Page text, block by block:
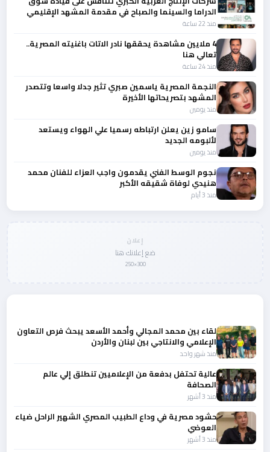
الدراما والسينما والصباح في مقدمة المشهد الإقليمي
منذ 22 ساعة
4 ملايين مشاهدة يحققها نادر الاتات باغنيته المصرية..
تعالي هنا
منذ 24 ساعة
النجمة المصرية ياسمين صبري تثير جدلا واسعا وتتصدر
المشهد بتصريحاتها الأخيرة
منذ يومين
سامو زين يعلن ارتباطه رسميا علي الهواء ويستعد
لألبومه الجديد
منذ يومين
نجوم الوسط الفني يقدمون واجب العزاء للفنان محمد
هنيدي لوفاة شقيقه الأكبر
منذ 3 أيام
إعلان
ضع إعلانك هنا
300×250
لقاء بين محمد المجالي وأحمد الأسعد يبحث فرص التعاون
الإعلامي والانتاجي بين لبنان والأردن
منذ شهر واحد
عالية تحتفل بدفعة من الإعلاميين تنطلق إلي عالم
الصحافة
منذ 3 أشهر
حشود مصرية في وداع الطبيب المصري الشهير الراحل ضياء
العوضي
منذ 3 أشهر